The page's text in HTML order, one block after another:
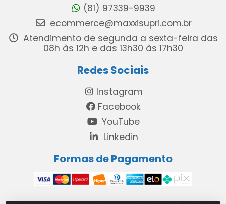
(81) 97339-9939
ecommerce@maxxisupri.com.br
Atendimento de segunda a sexta-feira das
08h às 12h e das 13h30 às 17h30
Redes Sociais
Instagram
Facebook
YouTube
Linkedin
Formas de Pagamento